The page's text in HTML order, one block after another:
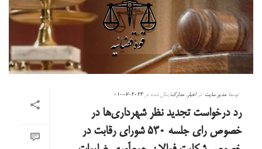
توسط مدیر سایت دراخبار, مدارکارسال شده در2023-07-01
رد درخواست تجدید نظر شهرداری‌ها در
خصوص رای جلسه ۵۳۰ شورای رقابت در